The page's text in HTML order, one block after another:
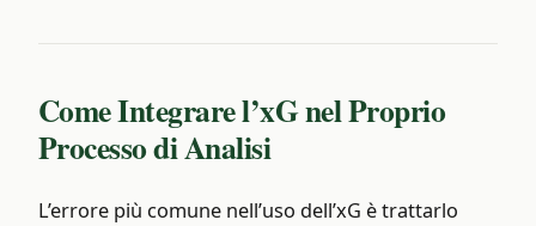
Come Integrare l’xG nel Proprio
Processo di Analisi
L’errore più comune nell’uso dell’xG è trattarlo